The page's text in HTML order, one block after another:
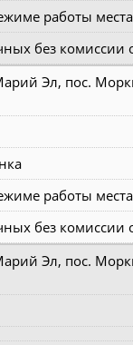
работы
без комиссии
Эл, пос.
работы
без комиссии
Эл, пос.